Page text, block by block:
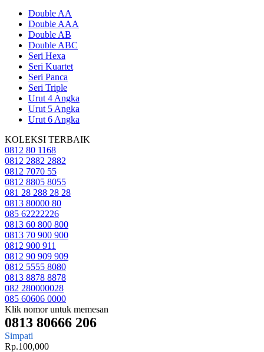
Double AA
Double AAA
Double AB
Double ABC
Seri Hexa
Seri Kuartet
Seri Panca
Seri Triple
Urut 4 Angka
Urut 5 Angka
Urut 6 Angka
KOLEKSI TERBAIK
0812 80 1168
0812 2882 2882
0812 7070 55
0812 8805 8055
081 28 288 28 28
0813 80000 80
085 62222226
0813 60 800 800
0813 70 900 900
0812 900 911
0812 90 909 909
0812 5555 8080
0813 8878 8878
082 280000028
085 60606 0000
Klik nomor untuk memesan
0813 80666 206
Simpati
Rp.100,000